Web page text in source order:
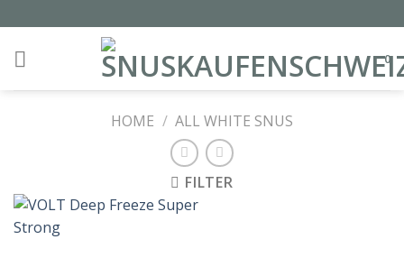
to
content
0
HOME / ALL WHITE SNUS
FILTER